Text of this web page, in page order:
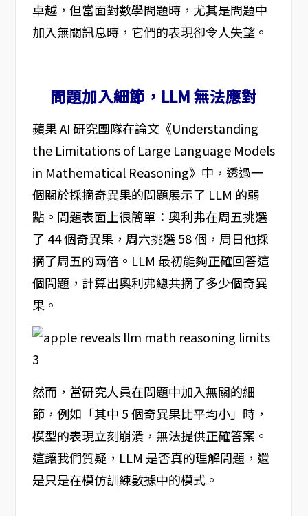
卓越，但當面對數學問題時，尤其是問題中
加入無關訊息時，它們的表現卻令人失望。
問題加入細節，LLM 無法應對
蘋果 AI 研究團隊在論文《Understanding
the Limitations of Large Language Models
in Mathematical Reasoning》中，透過一
個關於採摘奇異果的問題展示了 LLM 的弱
點。問題表面上很簡單：奧利弗在周五挑選
了 44 個奇異果，周六挑選 58 個，周日他採
摘了周五的兩倍。LLM 最初能夠正確回答這
個問題，計算出奧利弗總共摘了多少個奇異
果。
然而，當研究人員在問題中加入無關的細
節，例如「其中 5 個奇異果比平均小」時，
模型的表現立刻崩潰，無法提供正確答案。
這讓我們質疑，LLM 是否真的理解問題，還
是只是在模仿訓練數據中的模式。